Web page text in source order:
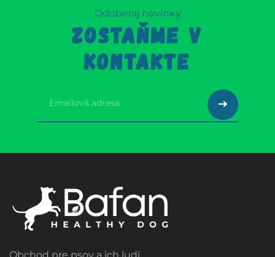
Odoberaj novinky
ZOSTAŇME V
KONTAKTE